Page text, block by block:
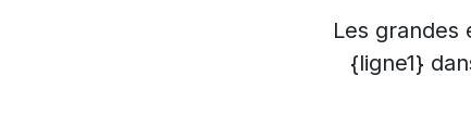
Les grandes
{ligne1}